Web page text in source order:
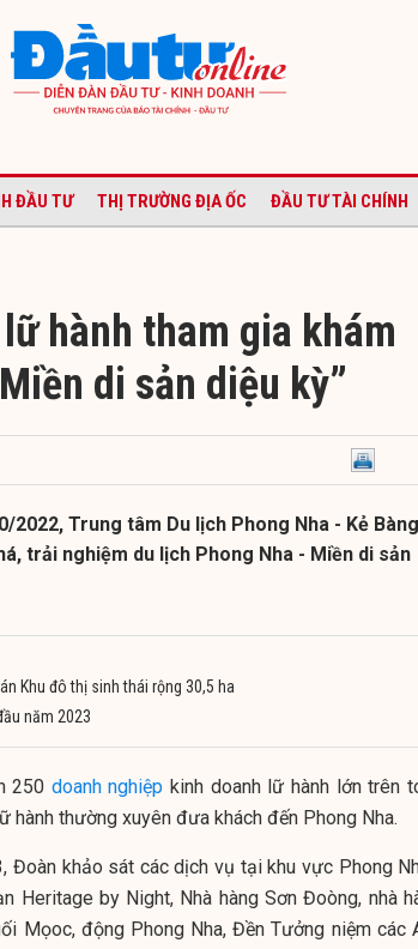
ĐẦU TƯ THỊ TRƯỜNG ĐỊA ỐC ĐẦU TƯ TÀI CHÍNH
hành tham gia khám
di sản diệu kỳ”
2022, Trung tâm Du lịch Phong Nha - Kẻ
trải nghiệm du lịch Phong Nha - Miền di sản
Khu đô thị sinh thái rộng 30,5 ha
năm 2023
250 doanh nghiệp kinh doanh lữ hành lớn trên
thường xuyên đưa khách đến Phong Nha.
khảo sát các dịch vụ tại khu vực Phong
Heritage by Night, Nhà hàng Sơn Đoòng, nhà
Mọoc, động Phong Nha, Đền Tưởng niệm các